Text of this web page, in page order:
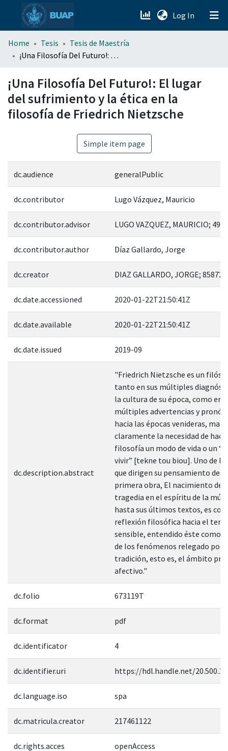
Log In (current)
menu.section.about_menu
Home Tesis
Tesis de Maestría
¡Una Filosofía Del Futuro!: El lugar del sufrimiento y la ética en la filosofía de Friedrich Nietzsche
¡Una Filosofía Del Futuro!: El lugar
del sufrimiento y la ética en la
filosofía de Friedrich Nietzsche
Simple item page
dc.audience generalPublic
dc.contributor Lugo Vázquez, Mauricio
dc.contributor.advisor LUGO VAZQUEZ, MAURICIO;
dc.contributor.author Díaz Gallardo, Jorge
dc.creator DIAZ GALLARDO, JORGE; 858726
dc.date.accessioned 2020-01-22T21:50:41Z
dc.date.available 2020-01-22T21:50:41Z
dc.date.issued 2019-09
dc.description.abstract
"Friedrich Nietzsche es un
tanto en sus múltiples
la cultura de su época, como en
múltiples advertencias y
hacia las épocas venideras,
claramente la necesidad de
filosofía un modo de vida o un
vivir” [tekne tou biou]. Uno de
que dirigen su pensamiento
primera obra, El nacimiento de
tragedia en el espíritu de la
hasta sus últimos textos, es
reflexión filosófica hacia el
sensible, entendido éste como
de los fenómenos relegado por
tradición, esto es, el ámbito
afectivo."
dc.folio 673119T
dc.format pdf
dc.identificator 4
dc.identifier.uri https://hdl.handle.net/
dc.language.iso spa
dc.matricula.creator 217461122
dc.rights.acces openAccess